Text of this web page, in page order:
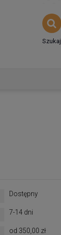
Szukaj
Dostępny
7-14 dni
od 350,00 zł